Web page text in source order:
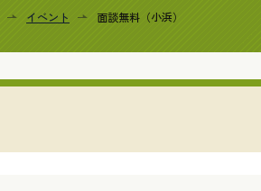
イベント 面談無料（小浜）